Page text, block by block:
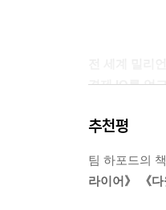
가 공급에 있
응하는 게 좋
생각해보십시
경제 IQ를 업
서점에는 일
경제학을 전
그러나 비싼
추천평
팀 하포드의
라이어》 《